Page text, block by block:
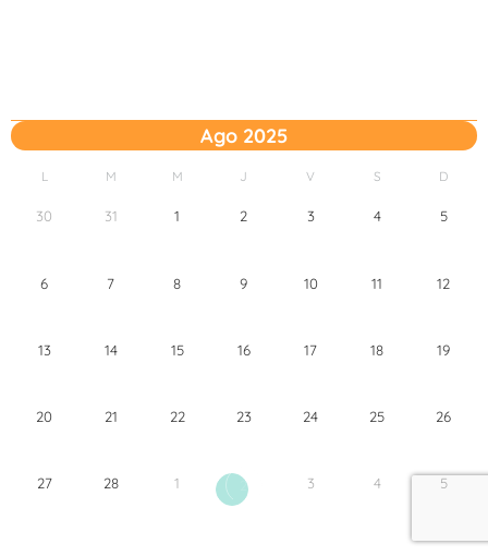
Ago 2025
L M M J V S D
30 31 1 2 3 4 5
6 7 8 9 10 11 12
13 14 15 16 17 18 19
20 21 22 23 24 25 26
27 28 1 2 3 4 5